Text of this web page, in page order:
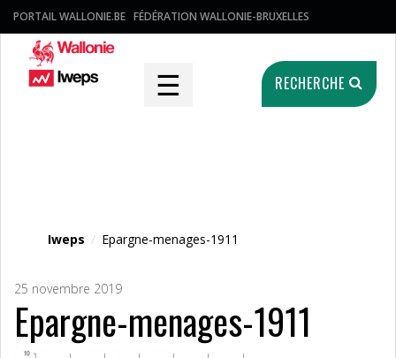
PORTAIL WALLONIE.BE FÉDÉRATION WALLONIE-BRUXELLES
☰ RECHERCHE
Iweps / Epargne-menages-1911
25 novembre 2019
Epargne-menages-1911